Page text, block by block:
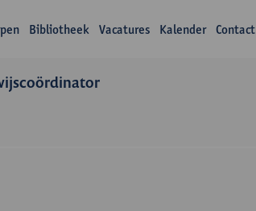
Bibliotheek Vacatures Kalender Contact